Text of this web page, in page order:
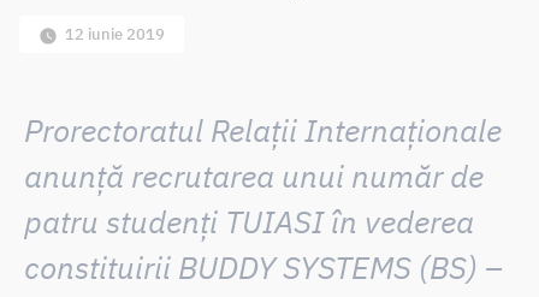
12 iunie 2019
Prorectoratul Relații Internaționale
anunță recrutarea unui număr de
patru studenți TUIASI în vederea
constituirii BUDDY SYSTEMS (BS) –